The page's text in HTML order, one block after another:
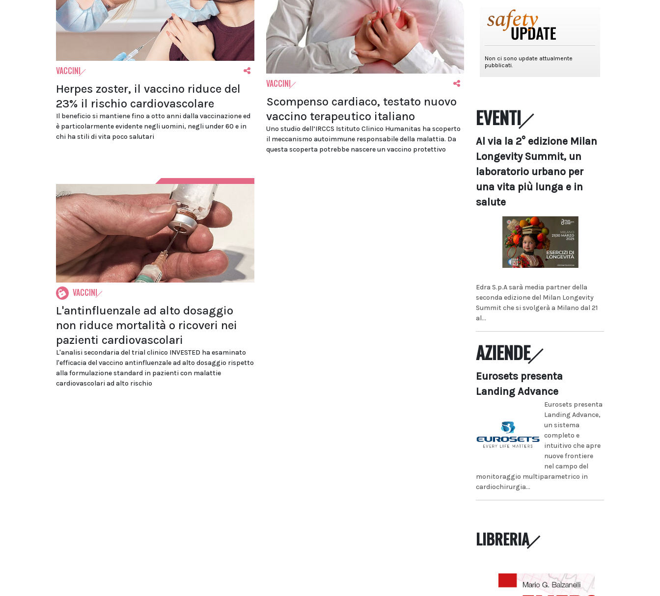
VACCINI
Herpes zoster, il vaccino riduce del
23% il rischio cardiovascolare
Il beneficio si mantiene fino a otto anni dalla vaccinazione ed
è particolarmente evidente negli uomini, negli under 60 e in
chi ha stili di vita poco salutari
VACCINI
Scompenso cardiaco, testato nuovo
vaccino terapeutico italiano
Uno studio dell’IRCCS Istituto Clinico Humanitas ha scoperto
il meccanismo autoimmune responsabile della malattia. Da
questa scoperta potrebbe nascere un vaccino protettivo
VACCINI
L'antinfluenzale ad alto dosaggio
non riduce mortalità o ricoveri nei
pazienti cardiovascolari
L'analisi secondaria del trial clinico INVESTED ha esaminato
l'efficacia del vaccino antinfluenzale ad alto dosaggio rispetto
alla formulazione standard in pazienti con malattie
cardiovascolari ad alto rischio
EVENTI
Al via la 2° edizione Milan
Longevity Summit, un
laboratorio urbano per
una vita più lunga e in
salute
Edra S.p.A sarà media partner della
seconda edizione del Milan Longevity
Summit che si svolgerà a Milano dal 21
al...
AZIENDE
Eurosets presenta
Landing Advance
Eurosets presenta
Landing Advance,
un sistema
completo e
intuitivo che apre
nuove frontiere
nel campo del
monitoraggio multiparametrico in
cardiochirurgia...
LIBRERIA